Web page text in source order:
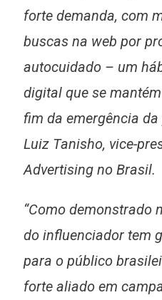
forte demanda, com
buscas na web por
autocuidado – um
digital que se
fim da emergência da
Luiz Tanisho, vice-
Advertising no Brasil.
“Como demonstrado
do influenciador tem
para o público
forte aliado em